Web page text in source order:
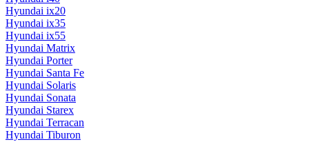
Hyundai ix20
Hyundai ix35
Hyundai ix55
Hyundai Matrix
Hyundai Porter
Hyundai Santa Fe
Hyundai Solaris
Hyundai Sonata
Hyundai Starex
Hyundai Terracan
Hyundai Tiburon